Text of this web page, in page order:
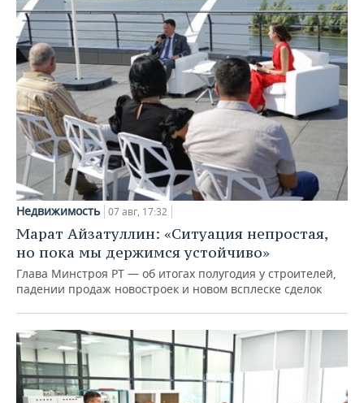
Недвижимость 07 авг, 17:32
Марат Айзатуллин: «Ситуация непростая,
но пока мы держимся устойчиво»
Глава Минстроя РТ — об итогах полугодия у строителей,
падении продаж новостроек и новом всплеске сделок